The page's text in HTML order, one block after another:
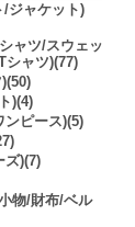
/ジャケット)
ャツ/スウェッ
シャツ)(77)
)(4)
ンピース)(5)
ズ)(7)
物/財布/ベル